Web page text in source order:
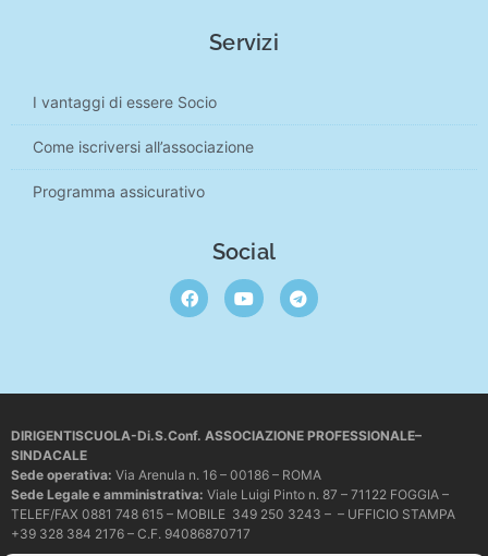
Servizi
I vantaggi di essere Socio
Come iscriversi all’associazione
Programma assicurativo
Social
DIRIGENTISCUOLA-Di.S.Conf. ASSOCIAZIONE PROFESSIONALE–
SINDACALE
Sede operativa: Via Arenula n. 16 – 00186 – ROMA
Sede Legale e amministrativa: Viale Luigi Pinto n. 87 – 71122 FOGGIA –
TELEF/FAX 0881 748 615 – MOBILE 349 250 3243 – – UFFICIO STAMPA
+39 328 384 2176 – C.F. 94086870717